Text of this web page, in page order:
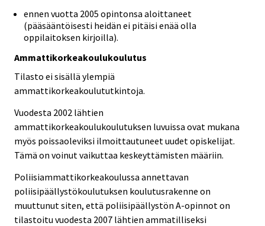
ennen vuotta 2005 opintonsa aloittaneet
(pääsääntöisesti heidän ei pitäisi enää olla
oppilaitoksen kirjoilla).
Ammattikorkeakoulukoulutus
Tilasto ei sisällä ylempiä
ammattikorkeakoulututkintoja.
Vuodesta 2002 lähtien
ammattikorkeakoulukoulutuksen luvuissa ovat mukana
myös poissaoleviksi ilmoittautuneet uudet opiskelijat.
Tämä on voinut vaikuttaa keskeyttämisten määriin.
Poliisiammattikorkeakoulussa annettavan
poliisipäällystökoulutuksen koulutusrakenne on
muuttunut siten, että poliisipäällystön A-opinnot on
tilastoitu vuodesta 2007 lähtien ammatilliseksi